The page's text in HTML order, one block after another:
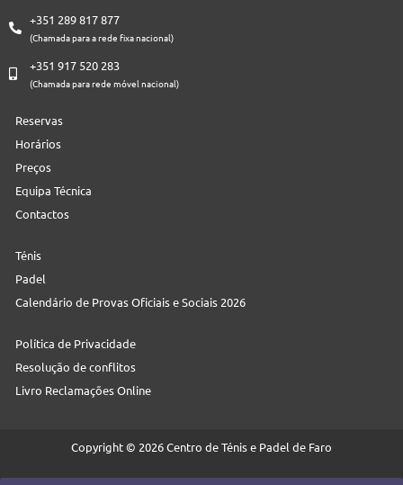
+351 289 817 877
(Chamada para a rede fixa nacional)
+351 917 520 283
(Chamada para rede móvel nacional)
Reservas
Horários
Preços
Equipa Técnica
Contactos
Ténis
Padel
Calendário de Provas Oficiais e Sociais 2026
Política de Privacidade
Resolução de conflitos
Livro Reclamações Online
Copyright © 2026 Centro de Ténis e Padel de Faro